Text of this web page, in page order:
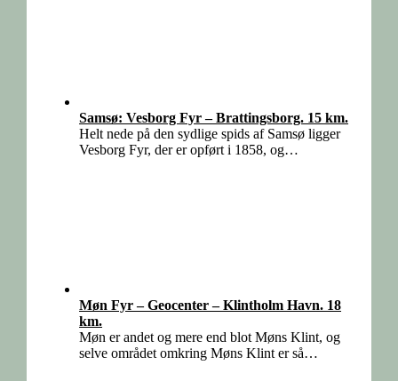
Samsø: Vesborg Fyr – Brattingsborg. 15 km.
Helt nede på den sydlige spids af Samsø ligger
Vesborg Fyr, der er opført i 1858, og…
Møn Fyr – Geocenter – Klintholm Havn. 18
km.
Møn er andet og mere end blot Møns Klint, og
selve området omkring Møns Klint er så…